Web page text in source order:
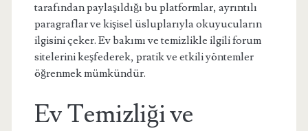
tarafından paylaşıldığı bu platformlar, ayrıntılı
paragraflar ve kişisel üsluplarıyla okuyucuların
ilgisini çeker. Ev bakımı ve temizlikle ilgili forum
sitelerini keşfederek, pratik ve etkili yöntemler
öğrenmek mümkündür.
Ev Temizliği ve